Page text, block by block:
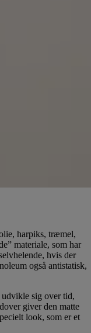
harpiks, træmel,
materiale, som har
hvis der
også antistatisk,
sig over tid,
giver den matte
look, som er et